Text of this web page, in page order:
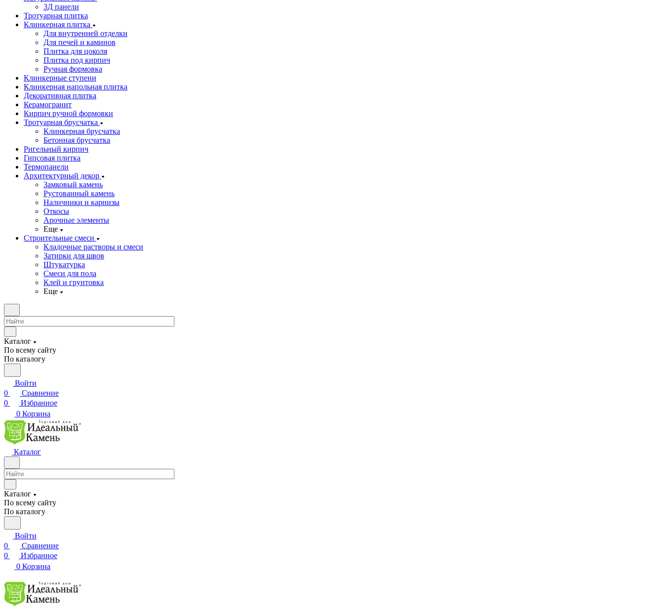
3Д панели
Тротуарная плитка
Клинкерная плитка
Для внутренней отделки
Для печей и каминов
Плитка для цоколя
Плитка под кирпич
Ручная формовка
Клинкерные ступени
Клинкерная напольная плитка
Декоративная плитка
Керамогранит
Кирпич ручной формовки
Тротуарная брусчатка
Клинкерная брусчатка
Бетонная брусчатка
Ригельный кирпич
Гипсовая плитка
Термопанели
Архитектурный декор
Замковый камень
Рустованный камень
Наличники и карнизы
Откосы
Арочные элементы
Еще
Строительные смеси
Кладочные растворы и смеси
Затирки для швов
Штукатурка
Смеси для пола
Клей и грунтовка
Еще
Каталог
По всему сайту
По каталогу
Войти
0
Сравнение
0
Избранное
0 Корзина
Каталог
Каталог
По всему сайту
По каталогу
Войти
0
Сравнение
0
Избранное
0 Корзина